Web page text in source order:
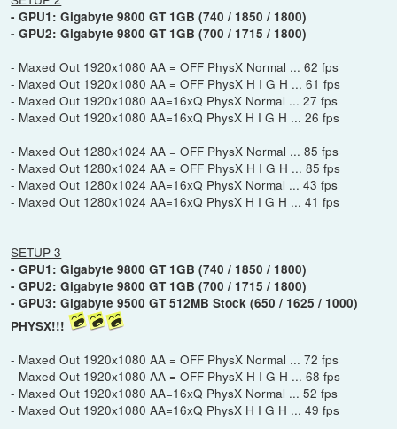
- GPU1: Gigabyte 9800 GT 1GB (740 / 1850 / 1800)
- GPU2: Gigabyte 9800 GT 1GB (700 / 1715 / 1800)
- Maxed Out 1920x1080 AA = OFF PhysX Normal ... 62 fps
- Maxed Out 1920x1080 AA = OFF PhysX H I G H ... 61 fps
- Maxed Out 1920x1080 AA=16xQ PhysX Normal ... 27 fps
- Maxed Out 1920x1080 AA=16xQ PhysX H I G H ... 26 fps
- Maxed Out 1280x1024 AA = OFF PhysX Normal ... 85 fps
- Maxed Out 1280x1024 AA = OFF PhysX H I G H ... 85 fps
- Maxed Out 1280x1024 AA=16xQ PhysX Normal ... 43 fps
- Maxed Out 1280x1024 AA=16xQ PhysX H I G H ... 41 fps
SETUP 3
- GPU1: Gigabyte 9800 GT 1GB (740 / 1850 / 1800)
- GPU2: Gigabyte 9800 GT 1GB (700 / 1715 / 1800)
- GPU3: Gigabyte 9500 GT 512MB Stock (650 / 1625 / 1000)
PHYSX!!!
- Maxed Out 1920x1080 AA = OFF PhysX Normal ... 72 fps
- Maxed Out 1920x1080 AA = OFF PhysX H I G H ... 68 fps
- Maxed Out 1920x1080 AA=16xQ PhysX Normal ... 52 fps
- Maxed Out 1920x1080 AA=16xQ PhysX H I G H ... 49 fps